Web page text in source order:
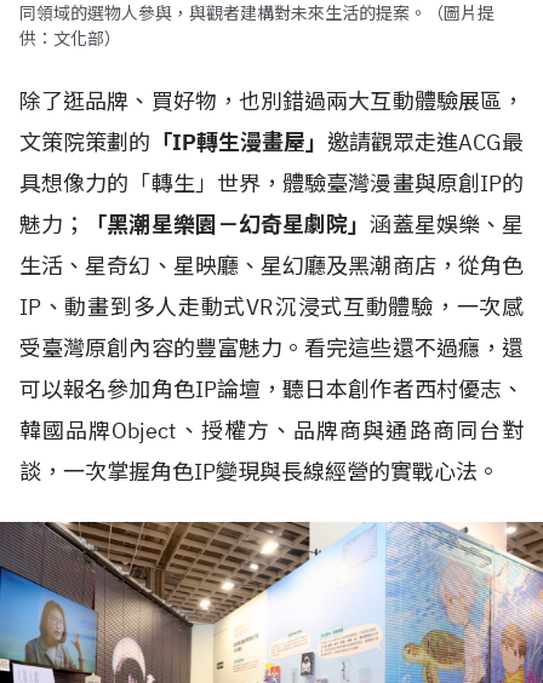
同領域的選物人參與，與觀者建構對未來生活的提案。（圖片提
供：文化部）
除了逛品牌、買好物，也別錯過兩大互動體驗展區，
文策院策劃的 「IP轉生漫畫屋」 邀請觀眾走進ACG最
具想像力的「轉生」世界，體驗臺灣漫畫與原創IP的
魅力；
「黑潮星樂園－幻奇星劇院」涵蓋星娛樂、星
生活、星奇幻、星映廳、星幻廳及黑潮商店，從角色
IP、動畫到多人走動式VR沉浸式互動體驗，一次感
受臺灣原創內容的豐富魅力。看完這些還不過癮，還
可以報名參加角色IP論壇，聽日本創作者西村優志、
韓國品牌Object、授權方、品牌商與通路商同台對
談，一次掌握角色IP變現與長線經營的實戰心法。